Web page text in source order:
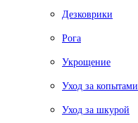
Дезковрики
Рога
Укрощение
Уход за копытами
Уход за шкурой